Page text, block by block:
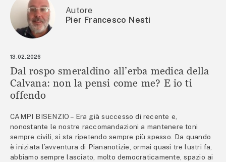
Autore
Pier Francesco Nesti
13.02.2026
Dal rospo smeraldino all’erba medica della
Calvana: non la pensi come me? E io ti
offendo
CAMPI BISENZIO – Era già successo di recente e,
nonostante le nostre raccomandazioni a mantenere toni
sempre civili, si sta ripetendo sempre più spesso. Da quando
è iniziata l’avventura di Piananotizie, ormai quasi tre lustri fa,
abbiamo sempre lasciato, molto democraticamente, spazio ai